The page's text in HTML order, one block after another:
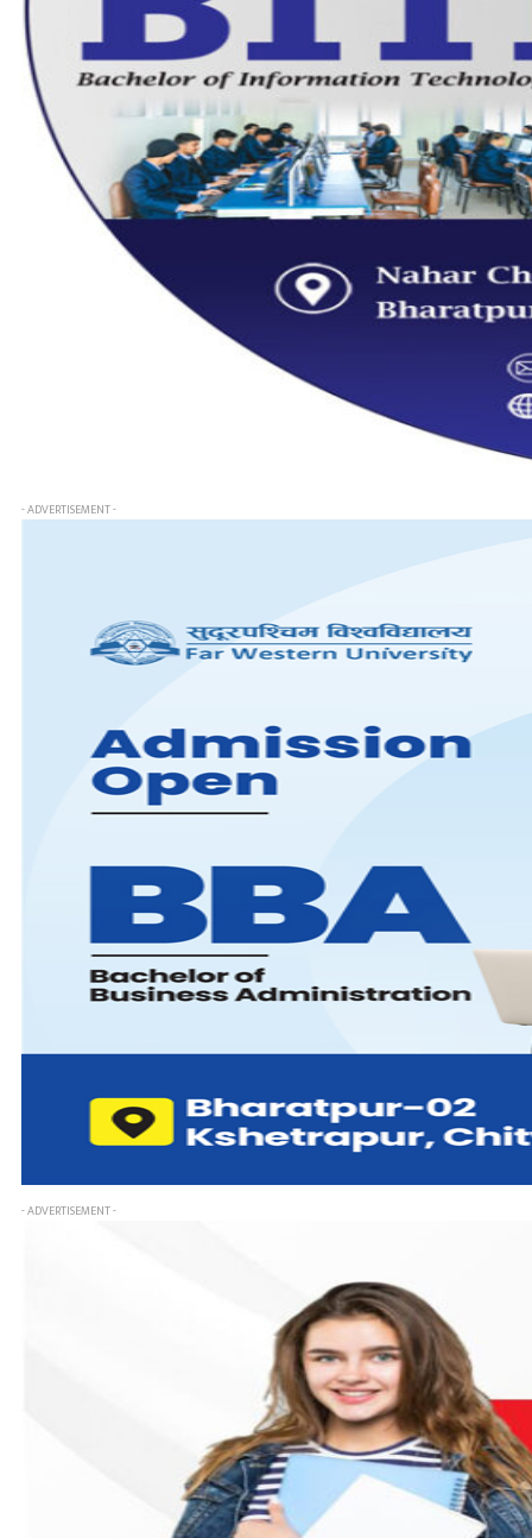
- ADVERTISEMENT -
- ADVERTISEMENT -